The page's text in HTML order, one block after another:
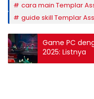
cara main Templar
guide skill Templar
Game PC
2025: Listnya